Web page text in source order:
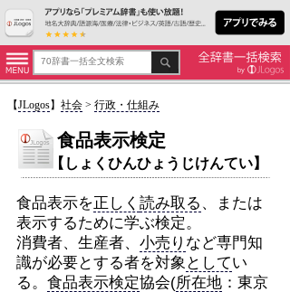
【JLogos】 社会> 行政・仕組み
食品表示検定
【しょくひんひょうじけんてい】
食品表示を正しく 読み取る 、または
表示するために学ぶ検定。
消費者、生産者、 小売り など専門知
識が必要とする者を対象 としてい
る。 食品表示検定協会(所在地：東京